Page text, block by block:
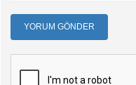
YORUM GÖNDER